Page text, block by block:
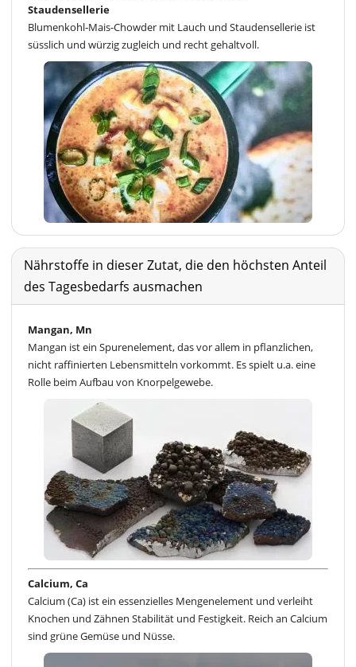
Staudensellerie
Blumenkohl-Mais-Chowder mit Lauch und Staudensellerie ist
süsslich und würzig zugleich und recht gehaltvoll.
Nährstoffe in dieser Zutat, die den höchsten Anteil
des Tagesbedarfs ausmachen
Mangan, Mn
Mangan ist ein Spurenelement, das vor allem in pflanzlichen,
nicht raffinierten Lebensmitteln vorkommt. Es spielt u.a. eine
Rolle beim Aufbau von Knorpelgewebe.
Calcium, Ca
Calcium (Ca) ist ein essenzielles Mengenelement und verleiht
Knochen und Zähnen Stabilität und Festigkeit. Reich an Calcium
sind grüne Gemüse und Nüsse.